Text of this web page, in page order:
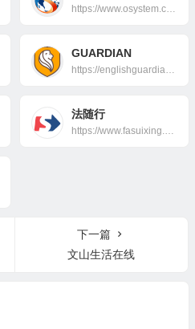
https://www.osystem.club/
GUARDIAN
https://englishguardian.com/zh/
法随行
https://www.fasuixing.com/
下一篇
文山生活在线